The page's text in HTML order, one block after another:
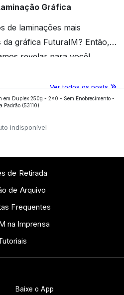
Gráfica
de laminações mais
gráfica FuturaIM? Então,
revelar para você!
Ver todos os posts
em Duplex 250g - 2x0 - Sem Enobrecimento -
Padrão(53110)
indisponível
de Retirada
de Arquivo
Frequentes
na Imprensa
Baixe o App